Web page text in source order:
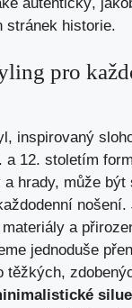
stránek historie.
pro
inspirovaný
a 12. stoletím
hrady, může být
nošení.
a
jednoduše
těžkých,